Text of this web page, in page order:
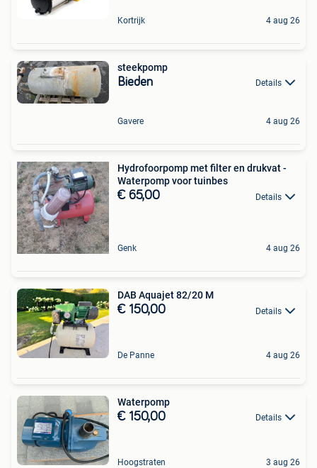
Kortrijk 4 aug 26
steekpomp
Bieden Details
Gavere 4 aug 26
Hydrofoorpomp met filter en drukvat -
Waterpomp voor tuinbes
€ 65,00 Details
Genk 4 aug 26
DAB Aquajet 82/20 M
€ 150,00 Details
De Panne 4 aug 26
Waterpomp
€ 150,00 Details
Hoogstraten 3 aug 26